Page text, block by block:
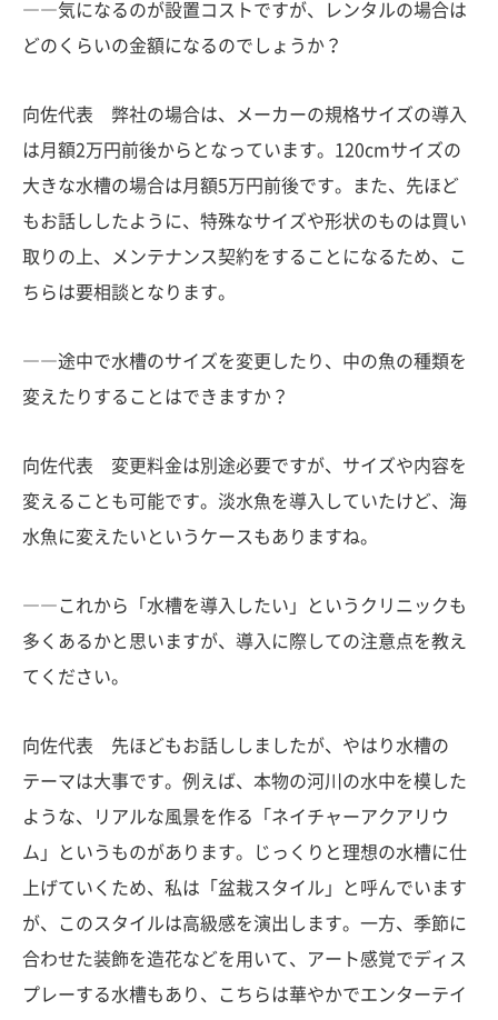
――気になるのが設置コストですが、レンタルの場合は
どのくらいの金額になるのでしょうか？
向佐代表 弊社の場合は、メーカーの規格サイズの導入
は月額2万円前後からとなっています。120cmサイズの
大きな水槽の場合は月額5万円前後です。また、先ほど
もお話ししたように、特殊なサイズや形状のものは買い
取りの上、メンテナンス契約をすることになるため、こ
ちらは要相談となります。
――途中で水槽のサイズを変更したり、中の魚の種類を
変えたりすることはできますか？
向佐代表 変更料金は別途必要ですが、サイズや内容を
変えることも可能です。淡水魚を導入していたけど、海
水魚に変えたいというケースもありますね。
――これから「水槽を導入したい」というクリニックも
多くあるかと思いますが、導入に際しての注意点を教え
てください。
向佐代表 先ほどもお話ししましたが、やはり水槽の
テーマは大事です。例えば、本物の河川の水中を模した
ような、リアルな風景を作る「ネイチャーアクアリウ
ム」というものがあります。じっくりと理想の水槽に仕
上げていくため、私は「盆栽スタイル」と呼んでいます
が、このスタイルは高級感を演出します。一方、季節に
合わせた装飾を造花などを用いて、アート感覚でディス
プレーする水槽もあり、こちらは華やかでエンターテイ